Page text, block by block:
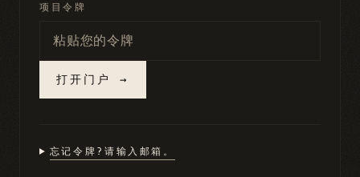
项目令牌
打开门户 →
忘记令牌?请输入邮箱。